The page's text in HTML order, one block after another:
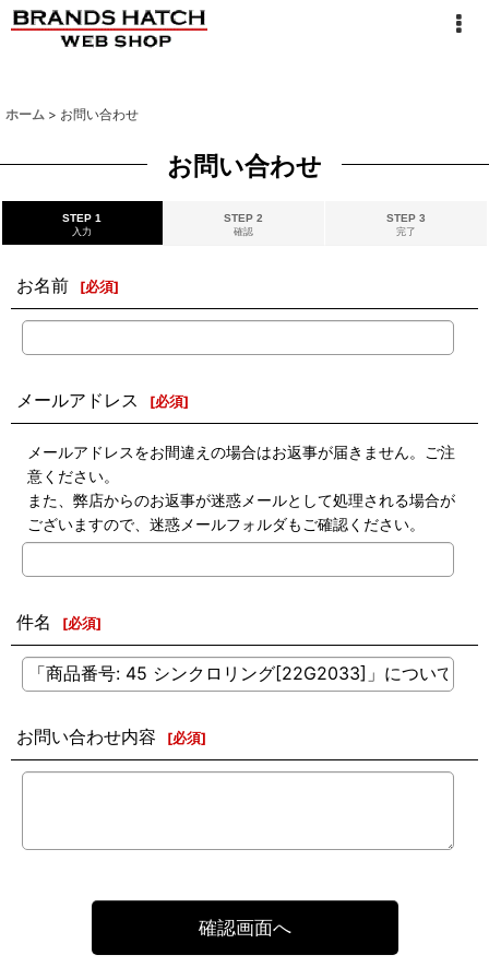
ホーム > お問い合わせ
お問い合わせ
STEP 1
入力
STEP 2
確認
STEP 3
完了
お名前 [必須]
メールアドレス [必須]
メールアドレスをお間違えの場合はお返事が届きません。ご注
意ください。
また、弊店からのお返事が迷惑メールとして処理される場合が
ございますので、迷惑メールフォルダもご確認ください。
件名 [必須]
お問い合わせ内容 [必須]
確認画面へ